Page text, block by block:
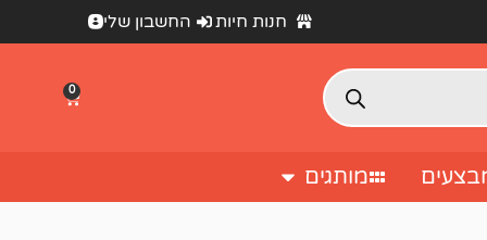
חנות חיות החשבון שלי
0
מותגים